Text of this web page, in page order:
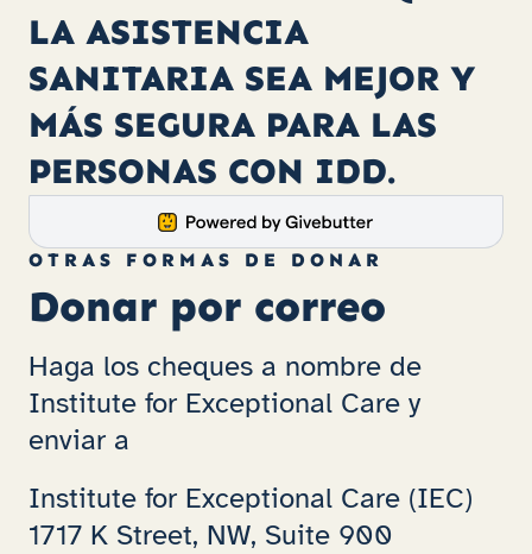
LA ASISTENCIA
SANITARIA SEA MEJOR Y
MÁS SEGURA PARA LAS
PERSONAS CON IDD.
OTRAS FORMAS DE DONAR
Donar por correo
Haga los cheques a nombre de
Institute for Exceptional Care y
enviar a
Institute for Exceptional Care (IEC)
1717 K Street, NW, Suite 900